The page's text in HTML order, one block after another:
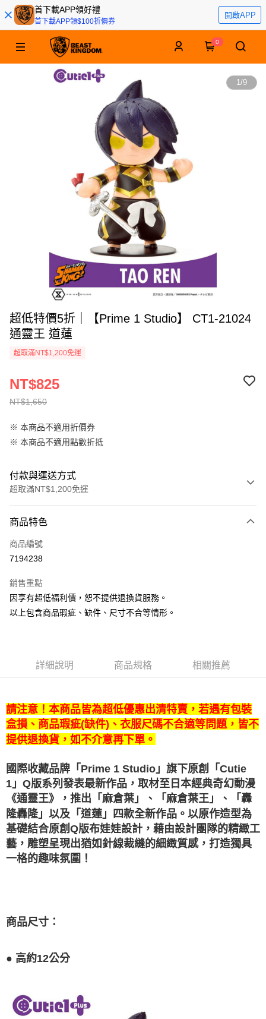
首下載APP領好禮
首下載APP領$100折價券
開啟APP
0
1/9
超低特價5折｜【Prime 1 Studio】 CT1-21024
通靈王 道蓮
超取滿NT$1,200免運
NT$1,650
NT$825
※ 本商品不適用折價券
※ 本商品不適用點數折抵
付款與運送方式
超取滿NT$1,200免運
信用卡一次付款
LINE Pay
悠遊付
Google Pay
ATM付款
付款後全家取貨
每筆NT$100，滿NT$1,200(含以上)免運費
付款後萊爾富取貨
每筆NT$100，滿NT$1,200(含以上)免運費
付款後7-11取貨
每筆NT$100，滿NT$1,200(含以上)免運費
宅配
每筆NT$120，滿NT$1,200(含以上)免運費
宅配-離島
商品特色
商品編號
7194238
銷售重點
因享有超低福利價，恕不提供退換貨服務。
以上包含商品瑕疵、缺件、尺寸不合等情形。
詳細說明 商品規格 相關推薦
請注意！本商品皆為超低優惠出清特賣，若遇有包裝
盒損、商品瑕疵(缺件)、衣服尺碼不合適等問題，皆不
提供退換貨，如不介意再下單。
國際收藏品牌「Prime 1 Studio」旗下原創「Cutie
1」Q版系列發表最新作品，取材至日本經典奇幻動漫
《通靈王》，推出「麻倉葉」、「麻倉葉王」、「轟
隆轟隆」以及「道蓮」四款全新作品。以原作造型為
基礎結合原創Q版布娃娃設計，藉由設計團隊的精緻工
藝，雕塑呈現出猶如針線裁縫的細緻質感，打造獨具
一格的趣味氛圍 ！
商品尺寸：
● 高約12公分